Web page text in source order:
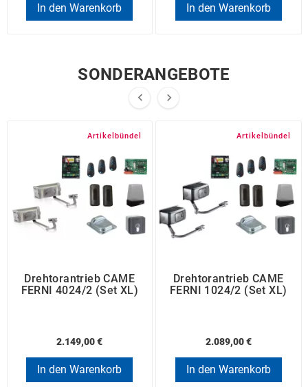
In den Warenkorb In den Warenkorb
SONDERANGEBOTE
 
Artikelbündel
Drehtorantrieb CAME
FERNI 4024/2 (Set XL)
2.149,00 €
In den Warenkorb
Artikelbündel
Drehtorantrieb CAME
FERNI 1024/2 (Set XL)
2.089,00 €
In den Warenkorb